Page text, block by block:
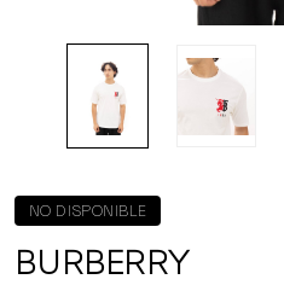
NO DISPONIBLE
BURBERRY